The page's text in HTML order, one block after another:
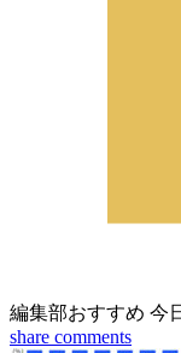
編集部おすすめ 今
share comments